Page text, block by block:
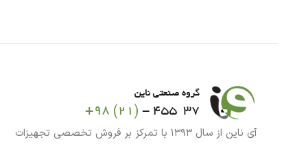
آی ناین از سال ۱۳۹۳ با تمرکز بر فروش تخصصی تجهیزات